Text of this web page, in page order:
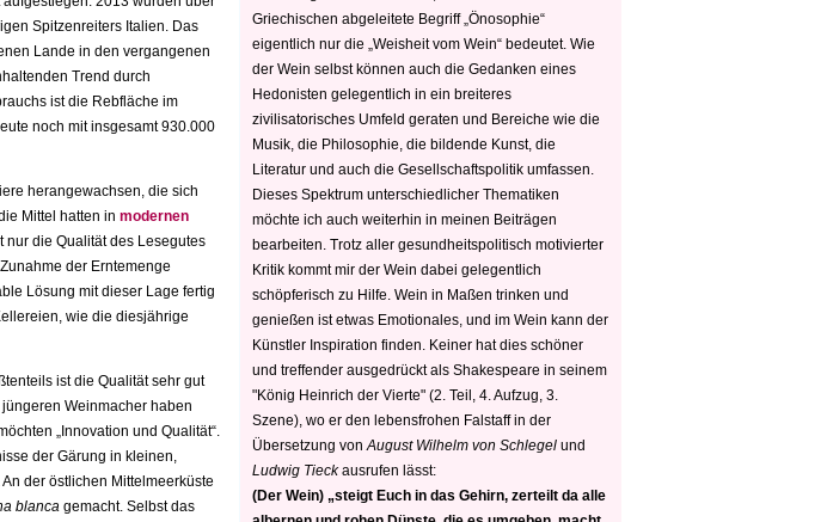
Spitzenreiters Italien. Das
Lande in den vergangenen
Trend durch
ist die Rebfläche im
noch mit insgesamt 930.000
herangewachsen, die sich
Mittel hatten in modernen
nur die Qualität des Lesegutes
der Erntemenge
Lösung mit dieser Lage fertig
wie die diesjährige
ist die Qualität sehr gut
Weinmacher haben
„Innovation und Qualität“.
der Gärung in kleinen,
der östlichen Mittelmeerküste
blanca gemacht. Selbst das
Griechischen abgeleitete Begriff „Önosophie“
eigentlich nur die „Weisheit vom Wein“ bedeutet. Wie
der Wein selbst können auch die Gedanken eines
Hedonisten gelegentlich in ein breiteres
zivilisatorisches Umfeld geraten und Bereiche wie die
Musik, die Philosophie, die bildende Kunst, die
Literatur und auch die Gesellschaftspolitik umfassen.
Dieses Spektrum unterschiedlicher Thematiken
möchte ich auch weiterhin in meinen Beiträgen
bearbeiten. Trotz aller gesundheitspolitisch motivierter
Kritik kommt mir der Wein dabei gelegentlich
schöpferisch zu Hilfe. Wein in Maßen trinken und
genießen ist etwas Emotionales, und im Wein kann der
Künstler Inspiration finden. Keiner hat dies schöner
und treffender ausgedrückt als Shakespeare in seinem
"König Heinrich der Vierte" (2. Teil, 4. Aufzug, 3.
Szene), wo er den lebensfrohen Falstaff in der
Übersetzung von August Wilhelm von Schlegel und
Ludwig Tieckausrufen lässt:
(Der Wein) „steigt Euch in das Gehirn, zerteilt da alle